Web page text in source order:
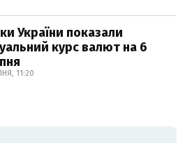
України показали
курс валют на 6
11:20